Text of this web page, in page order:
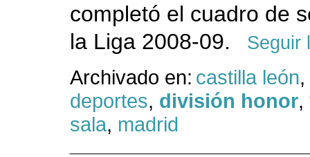
completó el cuadro de
la Liga 2008-09.
Seguir
Archivado en: castilla león,
deportes, división honor,
sala, madrid